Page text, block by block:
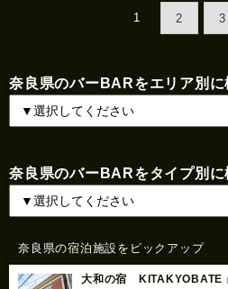
1 2 3
奈良県のバーBARをエリア別に
奈良県のバーBARをタイプ別に
奈良県の宿泊施設をピックアップ
大和の宿 KITAKYOBATE